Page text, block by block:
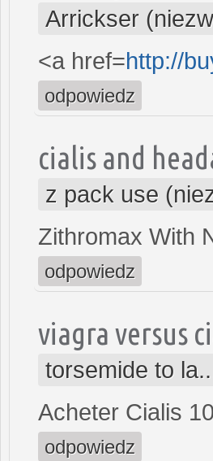
Arrickser
<a href=http://
odpowiedz
cialis and
z pack use
Zithromax With
odpowiedz
viagra versus
torsemide to
Acheter Cialis
odpowiedz